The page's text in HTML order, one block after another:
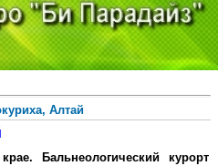
Алтай
Бальнеологический курорт